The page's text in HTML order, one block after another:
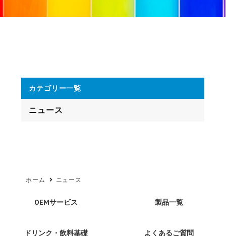
カテゴリー一覧
ニュース
ホーム ニュース
OEMサービス 製品一覧
ドリンク・飲料基礎 よくあるご質問